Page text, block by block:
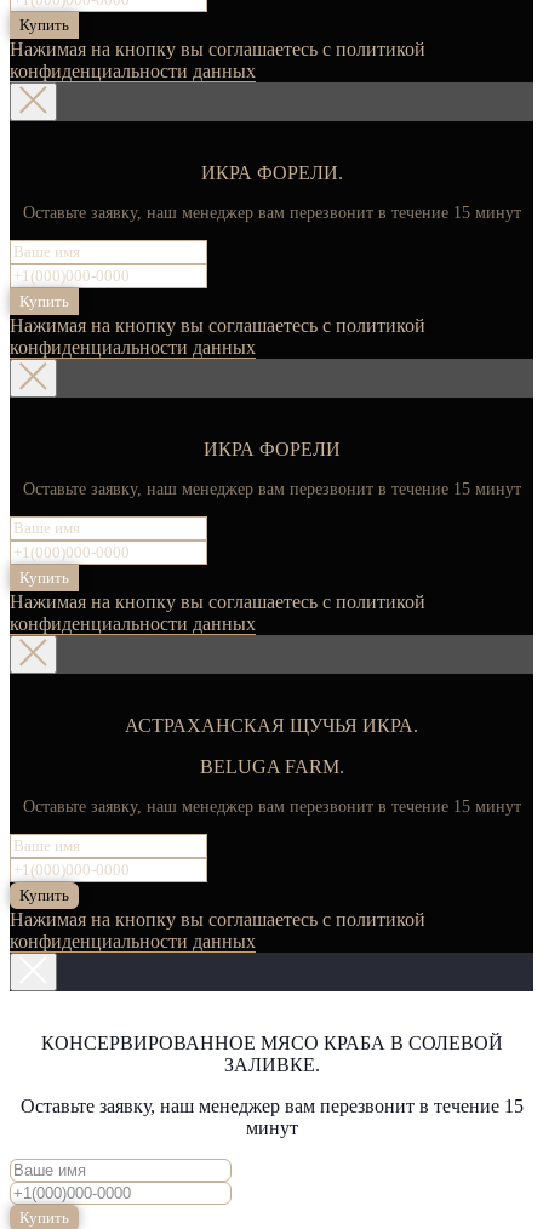
Купить
Нажимая на кнопку вы соглашаетесь с политикой
конфиденциальности данных
ИКРА ФОРЕЛИ.
Оставьте заявку, наш менеджер вам перезвонит в течение 15 минут
Купить
Нажимая на кнопку вы соглашаетесь с политикой
конфиденциальности данных
ИКРА ФОРЕЛИ
Оставьте заявку, наш менеджер вам перезвонит в течение 15 минут
Купить
Нажимая на кнопку вы соглашаетесь с политикой
конфиденциальности данных
АСТРАХАНСКАЯ ЩУЧЬЯ ИКРА.
BELUGA FARM.
Оставьте заявку, наш менеджер вам перезвонит в течение 15 минут
Купить
Нажимая на кнопку вы соглашаетесь с политикой
конфиденциальности данных
КОНСЕРВИРОВАННОЕ МЯСО КРАБА В СОЛЕВОЙ
ЗАЛИВКЕ.
Оставьте заявку, наш менеджер вам перезвонит в течение 15
минут
Купить